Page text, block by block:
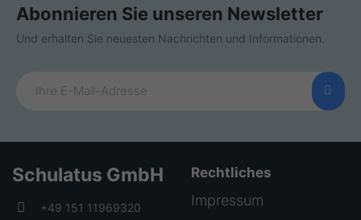
Abonnieren Sie unseren Newsletter
Und erhalten Sie neuesten Nachrichten und Informationen.
Schulatus GmbH
+49 151 11969320
Rechtliches
Impressum